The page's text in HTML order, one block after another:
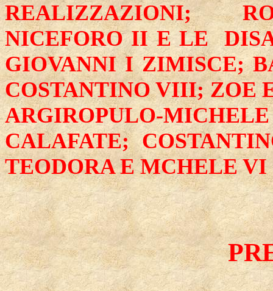
REALIZZAZIONI;
NICEFORO II E LE
GIOVANNI I ZIMISCE;
COSTANTINO VIII; ZOE
ARGIROPULO-
CALAFATE;
TEODORA E MCHELE